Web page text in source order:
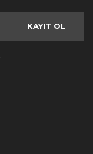
KAYIT OL